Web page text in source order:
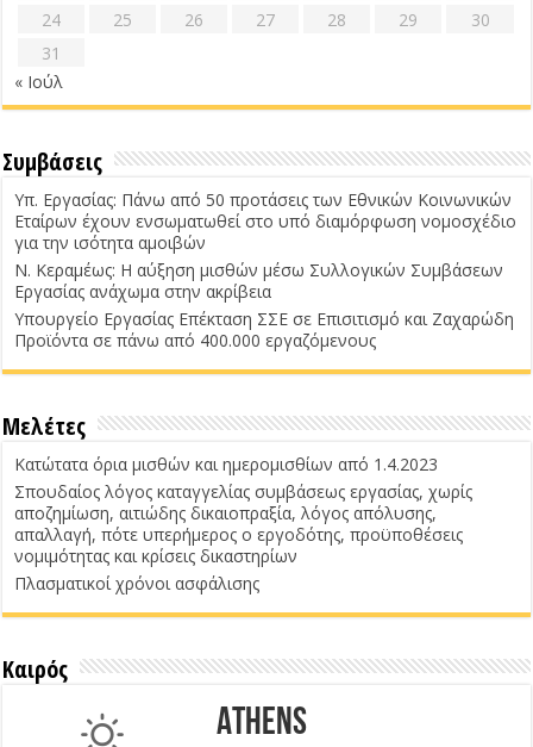
24
25 26 27 28 29
30
31
« Ιούλ
Συμβάσεις
Υπ. Εργασίας: Πάνω από 50 προτάσεις των Εθνικών Κοινωνικών
Εταίρων έχουν ενσωματωθεί στο υπό διαμόρφωση νομοσχέδιο
για την ισότητα αμοιβών
Ν. Κεραμέως: Η αύξηση μισθών μέσω Συλλογικών Συμβάσεων
Εργασίας ανάχωμα στην ακρίβεια
Υπουργείο Εργασίας Επέκταση ΣΣΕ σε Επισιτισμό και Ζαχαρώδη
Προϊόντα σε πάνω από 400.000 εργαζόμενους
Μελέτες
Κατώτατα όρια μισθών και ημερομισθίων από 1.4.2023
Σπουδαίος λόγος καταγγελίας συμβάσεως εργασίας, χωρίς
αποζημίωση, αιτιώδης δικαιοπραξία, λόγος απόλυσης,
απαλλαγή, πότε υπερήμερος ο εργοδότης, προϋποθέσεις
νομιμότητας και κρίσεις δικαστηρίων
Πλασματικοί χρόνοι ασφάλισης
Καιρός
Athens